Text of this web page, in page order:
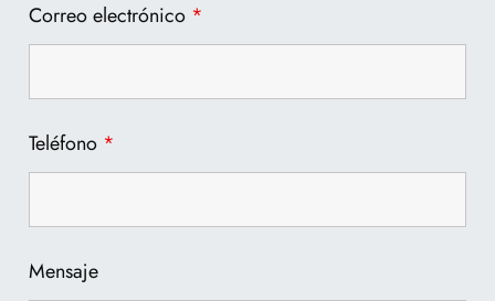
Correo electrónico *
Teléfono *
Mensaje